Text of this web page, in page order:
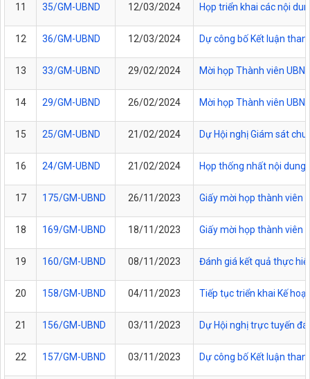
11 35/GM-UBND 12/03/2024 Họp triển khai các nội
12 36/GM-UBND 12/03/2024 Dự công bố Kết luận
13 33/GM-UBND 29/02/2024 Mời họp Thành viên
14 29/GM-UBND 26/02/2024 Mời họp Thành viên
15 25/GM-UBND 21/02/2024 Dự Hội nghị Giám sát
16 24/GM-UBND 21/02/2024 Họp thống nhất nội
17 175/GM-UBND 26/11/2023 Giấy mời họp thành viên
18 169/GM-UBND 18/11/2023 Giấy mời họp thành viên
19 160/GM-UBND 08/11/2023 Đánh giá kết quả thực
20 158/GM-UBND 04/11/2023 Tiếp tục triển khai Kế
21 156/GM-UBND 03/11/2023 Dự Hội nghị trực tuyến
22 157/GM-UBND 03/11/2023 Dự công bố Kết luận